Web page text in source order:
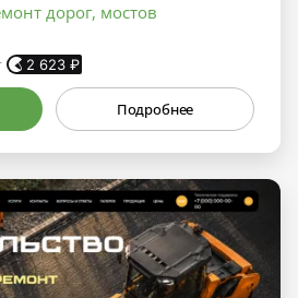
дорог, мостов
2 623 ₽
Подробнее